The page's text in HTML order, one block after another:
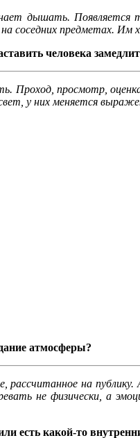
дышать. Появляется
соседних предметах.
человека
просмотр,
у них меняется
атмосферы?
на
не физически, а
есть какой-то